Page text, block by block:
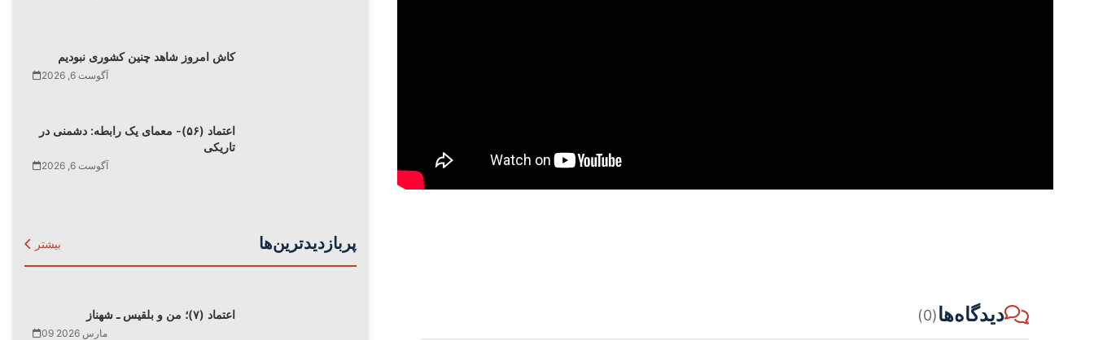
دیدگاه‌ها(0)
کاش امروز شاهد چنین کشوری نبودیم
آگوست 6, 2026
اعتماد (۵۶)- معمای یک رابطه: دشمنی در
تاریکی
آگوست 6, 2026
پربازدیدترین‌ها بیشتر
اعتماد (۷)؛ من و بلقیس ـ شهناز
09 مارس 2026